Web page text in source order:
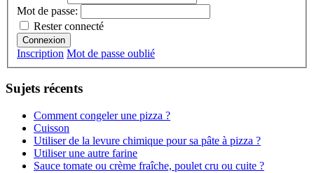
Mot de passe:
Rester connecté
Connexion
Inscription Mot de passe oublié
Sujets récents
Comment congeler une pizza ?
Cuisson
Utiliser de la levure chimique pour sa pâte à pizza ?
Utiliser une autre farine
Sauce tomate ou crème fraîche, poulet cru ou cuite ?